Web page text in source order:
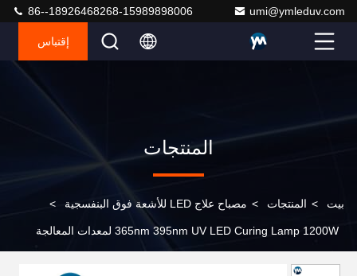
umi@ymleduv.com
86--18926468268-15989898006
إقتباس
المنتجات
بيت > المنتجات > مصباح علاج LED للأشعة فوق البنفسجية >
365nm 395nm UV LED Curing Lamp 1200W لمعدات المعالجة